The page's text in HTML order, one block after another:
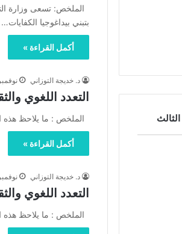
الملخص: تسعى وزارة
بتبني بيداغوجيا الكفايات…
أكمل القراءة »
د. خديجة التوزاني نوفمبر 28, 2020
التعدد اللغوي
الملخص : ما يلاحظ هذه
أكمل القراءة »
د. خديجة التوزاني نوفمبر 28, 2020
التعدد اللغوي
الملخص : ما يلاحظ هذه